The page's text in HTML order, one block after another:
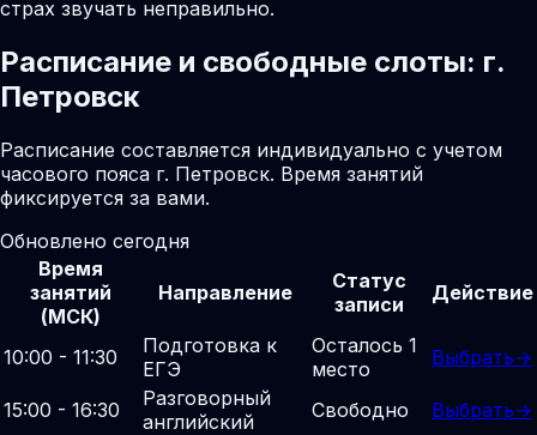
страх звучать неправильно.
Расписание и свободные слоты: г.
Петровск
Расписание составляется индивидуально с учетом
часового пояса г. Петровск. Время занятий
фиксируется за вами.
Обновлено сегодня
Время
занятий
(МСК)
Направление
Статус
записи
Действие
10:00 - 11:30
Подготовка к
ЕГЭ
Осталось 1
место
Выбрать→
15:00 - 16:30
Разговорный
английский
Свободно Выбрать→